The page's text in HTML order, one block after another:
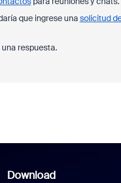
que ingrese una solicitud
respuesta.
Download